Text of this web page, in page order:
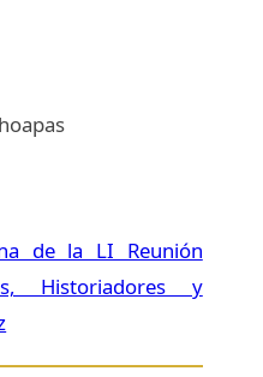
de la LI Reunión
Historiadores y